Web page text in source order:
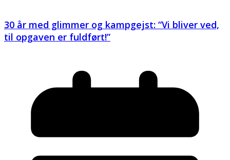
30 år med glimmer og kampgejst: “Vi bliver ved,
til opgaven er fuldført!”